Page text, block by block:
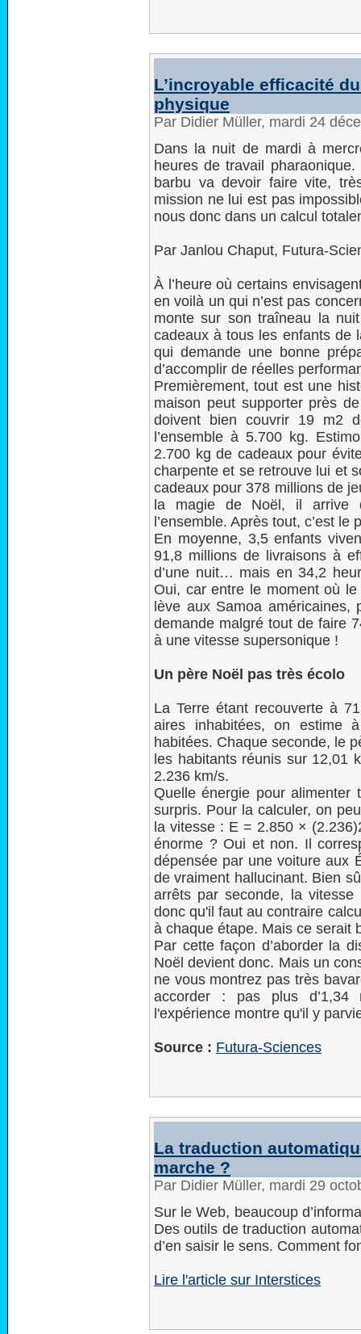
L’incroyable efficacité
physique
Par Didier Müller, mardi 24
Dans la nuit de mardi à
heures de travail
barbu va devoir faire vite,
mission ne lui est pas
nous donc dans un calcul
Par Janlou Chaput, Futura-
À l’heure où certains
en voilà un qui n’est pas
monte sur son traîneau la
cadeaux à tous les enfants de
qui demande une bonne
d’accomplir de réelles
Premièrement, tout est une
maison peut supporter près
doivent bien couvrir 19 m2
l’ensemble à 5.700 kg.
2.700 kg de cadeaux pour
charpente et se retrouve lui et
cadeaux pour 378 millions de
la magie de Noël, il arrive
l’ensemble. Après tout, c’est le
En moyenne, 3,5 enfants
91,8 millions de livraisons à
d’une nuit… mais en 34,2
Oui, car entre le moment où
lève aux Samoa américaines,
demande malgré tout de faire
à une vitesse supersonique !
Un père Noël pas très écolo
La Terre étant recouverte à
aires inhabitées, on estime
habitées. Chaque seconde, le
les habitants réunis sur 12,01
2.236 km/s.
Quelle énergie pour
surpris. Pour la calculer, on
la vitesse : E = 2.850 ×
énorme ? Oui et non. Il
dépensée par une voiture aux
de vraiment hallucinant. Bien
arrêts par seconde, la
donc qu'il faut au contraire
à chaque étape. Mais ce serait
Par cette façon d’aborder la
Noël devient donc. Mais un
ne vous montrez pas très
accorder : pas plus d’1,34
l'expérience montre qu'il y
Source : Futura-Sciences
La traduction
marche ?
Par Didier Müller, mardi 29
Sur le Web, beaucoup
Des outils de traduction
d’en saisir le sens. Comment
Lire l'article sur Interstices